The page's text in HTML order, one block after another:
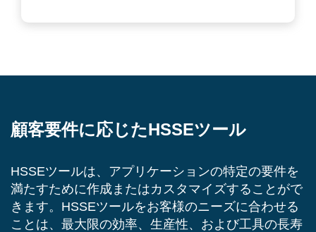
顧客要件に応じたHSSEツール
HSSEツールは、アプリケーションの特定の要件を
満たすために作成またはカスタマイズすることがで
きます。HSSEツールをお客様のニーズに合わせる
ことは、最大限の効率、生産性、および工具の長寿